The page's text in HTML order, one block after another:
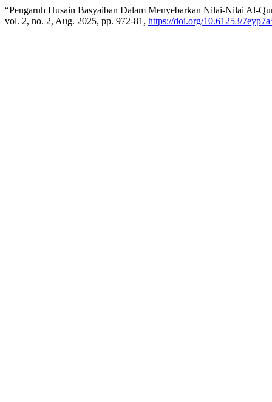
“Pengaruh Husain Basyaiban Dalam Menyebarkan Nilai-Nilai Al-
vol. 2, no. 2, Aug. 2025, pp. 972-81, https://doi.org/10.61253/